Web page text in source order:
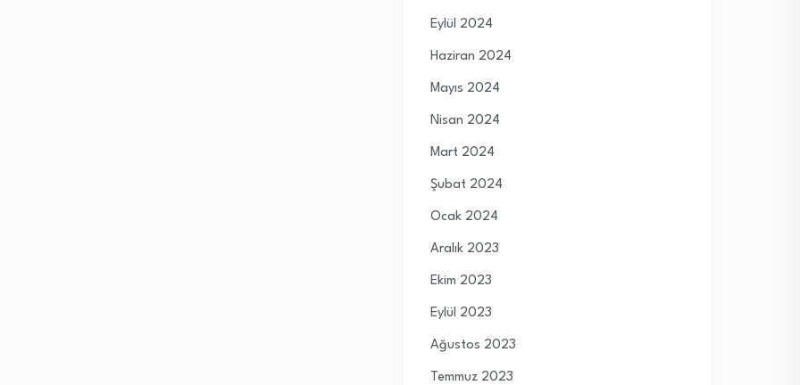
Eylül 2024
Haziran 2024
Mayıs 2024
Nisan 2024
Mart 2024
Şubat 2024
Ocak 2024
Aralık 2023
Ekim 2023
Eylül 2023
Ağustos 2023
Temmuz 2023